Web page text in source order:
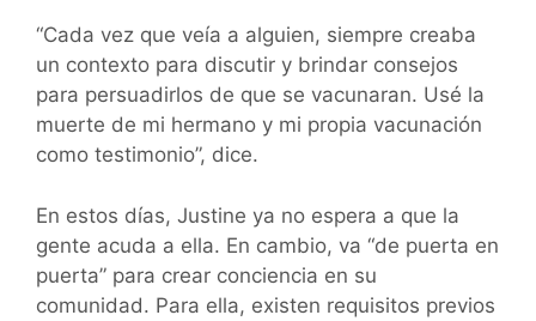
“Cada vez que veía a alguien, siempre creaba
un contexto para discutir y brindar consejos
para persuadirlos de que se vacunaran. Usé la
muerte de mi hermano y mi propia vacunación
como testimonio”, dice.
En estos días, Justine ya no espera a que la
gente acuda a ella. En cambio, va “de puerta en
puerta” para crear conciencia en su
comunidad. Para ella, existen requisitos previos